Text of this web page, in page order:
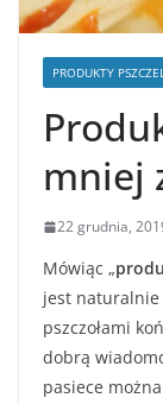
PRODUKTY
mniej
22 grudnia,
Mówiąc „
jest naturalnie
pszczołami
dobrą
pasiece